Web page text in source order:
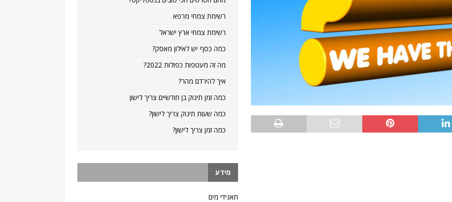
רשימת צמחי מרפא
רשימת צמחי ארץ ישראל
כמה כסף יש לאילון מאסק?
מה זה מעטפות כפולות 2022?
איך להירדם מהר?
כמה זמן תינוק בן חודשיים צריך לישון
כמה שעות תינוק צריך לישון?
כמה זמן צריך לישון?
מידע
תאגידי מים